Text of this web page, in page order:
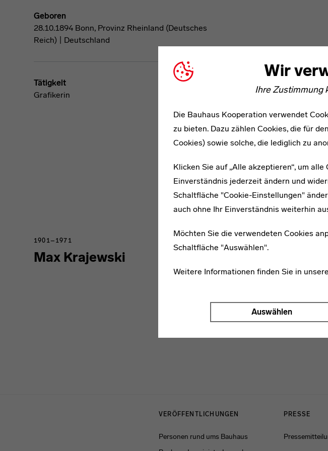
Wir
Ihre Zustimmung
Die Bauhaus Kooperation verwendet
zu bieten. Dazu zählen Cookies, die für
Cookies) sowie solche, die lediglich zu
Klicken Sie auf „Alle akzeptieren“, um
Einverständnis jederzeit ändern und
Schaltfläche "Cookie-Einstellungen"
auch ohne Ihr Einverständnis weiterhin
Möchten Sie die verwendeten Cookies
Schaltfläche "Auswählen".
Weitere Informationen finden Sie in
Auswählen
Geboren
28.10.1894 Bonn, Provinz Rheinland (Deutsches
Reich) | Deutschland
Tätigkeit
Grafikerin
WEITERE
Max Krajewski
1901–1971
VERÖFFENTLICHUNGEN
Personen rund ums Bauhaus
PRESSE